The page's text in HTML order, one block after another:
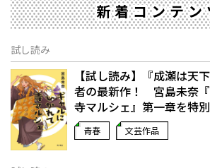
新着コンテ
試し読み
【試し読み】『成瀬は天
者の最新作！ 宮島未奈
寺マルシェ』第一章を特
青春 文芸作品